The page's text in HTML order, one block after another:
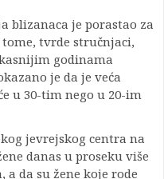
blizanaca je porastao za
tvrde stručnjaci,
godinama
je da je veća
u 30-tim nego u 20-im
jevrejskog centra na
danas u proseku više
a da su žene koje rode